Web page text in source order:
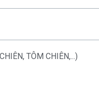
TÔM CHIÊN,...)